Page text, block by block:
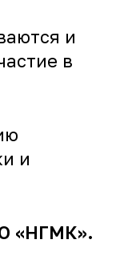
и
в
и
«НГМК».